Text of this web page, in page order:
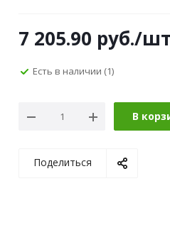
7 205.90 руб./шт
Есть в наличии (1)
В
Поделиться